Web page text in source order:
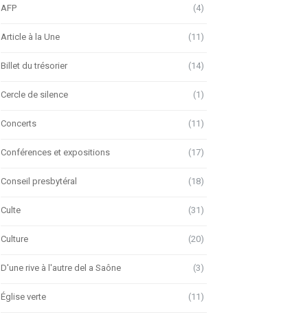
AFP (4)
Article à la Une (11)
Billet du trésorier (14)
Cercle de silence (1)
Concerts (11)
Conférences et expositions (17)
Conseil presbytéral (18)
Culte (31)
Culture (20)
D'une rive à l'autre del a Saône (3)
Église verte (11)